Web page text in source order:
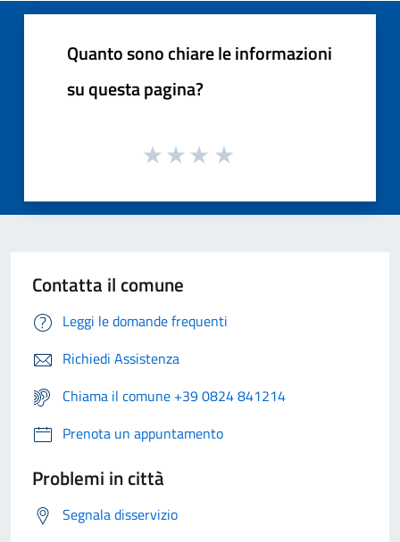
Quanto sono chiare le informazioni
su questa pagina?
Contatta il comune
Leggi le domande frequenti
Richiedi Assistenza
Chiama il comune +39 0824 841214
Prenota un appuntamento
Problemi in città
Segnala disservizio